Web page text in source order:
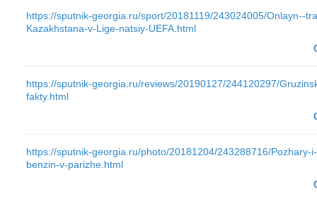
https://sputnik-georgia.ru/sport/20181119/243024005/Onlayn--
Kazakhstana-v-Lige-natsiy-UEFA.html
https://sputnik-georgia.ru/reviews/20190127/244120297/
fakty.html
https://sputnik-georgia.ru/photo/20181204/243288716/
benzin-v-parizhe.html